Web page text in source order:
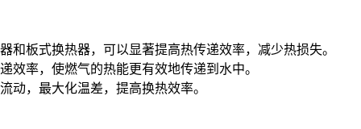
和板式换热器，可以显著提高热传递效率，减少热损失。
效率，使燃气的热能更有效地传递到水中。
动，最大化温差，提高换热效率。